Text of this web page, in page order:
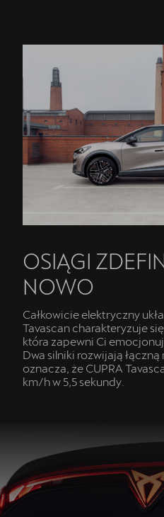
OSIĄGI
NOWO
Całkowicie elektryczny
Tavascan charakteryzuje
która zapewni Ci
Dwa silniki rozwijają
oznacza, że CUPRA
km/h w 5,5 sekundy.